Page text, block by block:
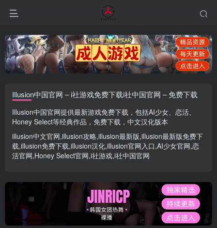
Illusion中国官网 – i社游戏免费下载i社中国官网 – 免费下载
Illusion中国官网提供最新游戏免费下载，包括AI少女、 恋活、
Honey Select等经典作品，免费下载，中文汉化版本
illusion中文官网,illusion攻略,illusion最新版,illusion最新版免费下
载,illusion免费下载,illusion汉化,illusion官网入口,AI少女官网,恋
活官网,Honey Select官网,i社游戏,i社中国官网